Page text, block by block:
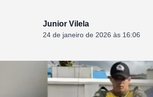
Junior Vilela
24 de janeiro de 2026 às 16:06